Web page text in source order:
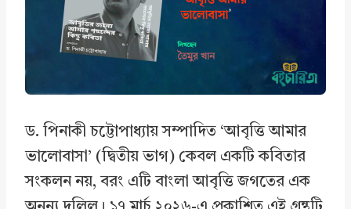
n
p
ড. পিনাকী চট্টোপাধ্যায় সম্পাদিত ‘আবৃত্তি আমার
ভালোবাসা’ (দ্বিতীয় ভাগ) কেবল একটি কবিতার
সংকলন নয়, বরং এটি বাংলা আবৃত্তি জগতের এক